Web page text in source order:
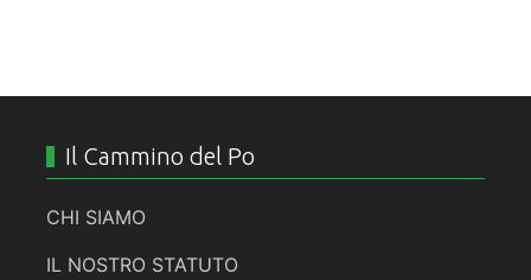
Il Cammino del Po
CHI SIAMO
IL NOSTRO STATUTO